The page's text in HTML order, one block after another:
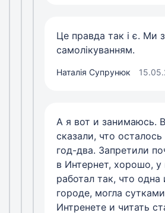
Це правда так і є. Ми
самолікуванням.
Наталія Супрунюк
А я вот и занимаюсь.
сказали, что
год-два. Запретили
в Интернет, хорошо, у
работал так, что одна
городе, могла
Интренете и читать